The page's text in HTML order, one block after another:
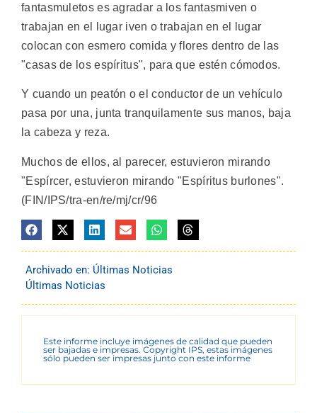
fantasmuletos es agradar a los fantasmiven o
trabajan en el lugar iven o trabajan en el lugar
colocan con esmero comida y flores dentro de las
"casas de los espíritus", para que estén cómodos.
Y cuando un peatón o el conductor de un vehículo
pasa por una, junta tranquilamente sus manos, baja
la cabeza y reza.
Muchos de ellos, al parecer, estuvieron mirando
"Espírcer, estuvieron mirando "Espíritus burlones".
(FIN/IPS/tra-en/re/mj/cr/96
Archivado en: Últimas Noticias
Últimas Noticias
Este informe incluye imágenes de calidad que pueden
ser bajadas e impresas. Copyright IPS, estas imágenes
sólo pueden ser impresas junto con este informe